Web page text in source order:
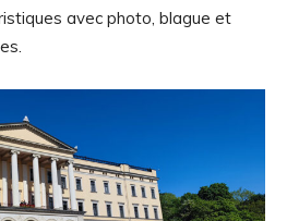
avec photo, blague et